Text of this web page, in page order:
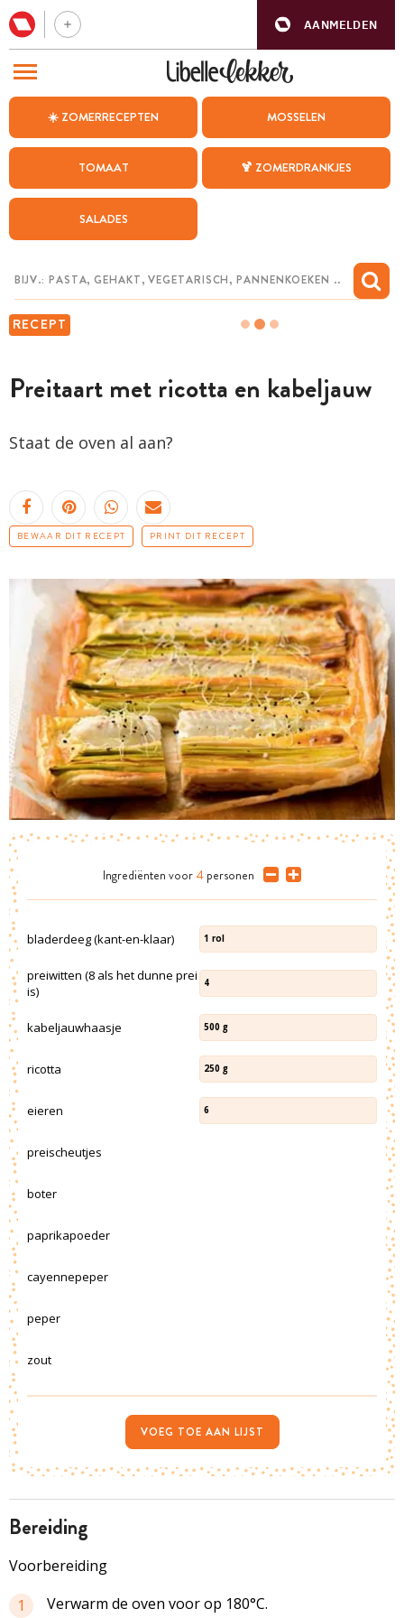
AANMELDEN
☀️ ZOMERRECEPTEN MOSSELEN
TOMAAT 🍹 ZOMERDRANKJES
SALADES
RECEPT
Preitaart met ricotta en kabeljauw
Staat de oven al aan?
BEWAAR DIT RECEPT PRINT DIT RECEPT
bereiding
Voorbereiding
1
Verwarm de oven voor op 180°C.
Ingrediënten voor 4 personen
bladerdeeg (kant-en-klaar) 1 rol
preiwitten (8 als het dunne prei
is)
4
kabeljauwhaasje 500 g
ricotta 250 g
eieren 6
preischeutjes
boter
paprikapoeder
cayennepeper
peper
zout
VOEG TOE AAN LIJST
BEZOEK ONZE ANDERE WEBSITES
WEEKMENU
CHAT MET MAIA
MIJN BEWAARDE RECEPTEN